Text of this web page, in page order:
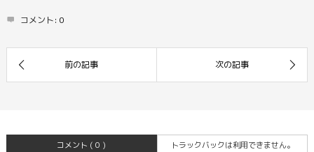
コメント: 0
コメント ( 0 ) トラックバックは利用できません。